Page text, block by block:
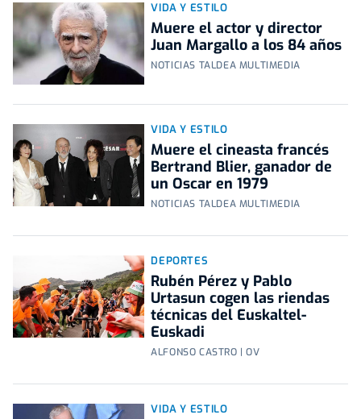
VIDA Y ESTILO
Muere el actor y director
Juan Margallo a los 84 años
NOTICIAS TALDEA MULTIMEDIA
VIDA Y ESTILO
Muere el cineasta francés
Bertrand Blier, ganador de
un Oscar en 1979
NOTICIAS TALDEA MULTIMEDIA
DEPORTES
Rubén Pérez y Pablo
Urtasun cogen las riendas
técnicas del Euskaltel-
Euskadi
ALFONSO CASTRO | OV
VIDA Y ESTILO